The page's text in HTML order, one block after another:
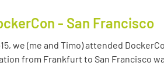
- San Francisco
we (me and Timo) attended
from Frankfurt to San Francisco